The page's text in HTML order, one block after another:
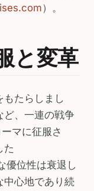
）。
と変革
もたらしまし
ど、一連の戦争
マに征服さ
た
優位性は衰退し
中心地であり続